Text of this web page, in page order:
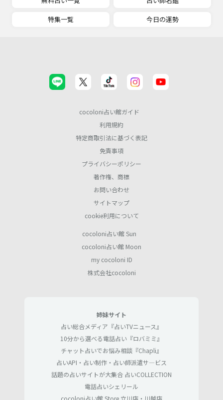
特集一覧
今日の運勢
cocoloni占い館ガイド
利用規約
特定商取引法に基づく表記
免責事項
プライバシーポリシー
著作権、商標
お問い合わせ
サイトマップ
cookie利用について
cocoloni占い館 Sun
cocoloni占い館 Moon
my cocoloni ID
株式会社cocoloni
姉妹サイト
占い総合メディア『占いTVニュース』
10分から選べる電話占い『ロバミミ』
チャット占いでお悩み相談『Chapli』
占いAPI・占い制作・占い師派遣サ―ビス
話題の占いサイトが大集合 占いCOLLECTION
電話占いシェリール
cocoloni占い館 Store 立川店・川越店